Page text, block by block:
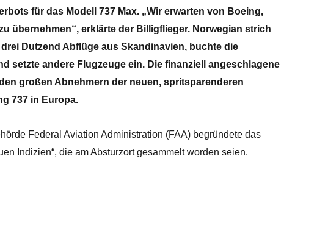
für das Modell 737 Max. „Wir erwarten von Boeing,
übernehmen“, erklärte der Billigflieger. Norwegian strich
drei Dutzend Abflüge aus Skandinavien, buchte die
setzte andere Flugzeuge ein. Die finanziell angeschlagene
großen Abnehmern der neuen, spritsparenderen
737 in Europa.
Federal Aviation Administration (FAA) begründete das
Indizien“, die am Absturzort gesammelt worden seien.
wegen Boeing 737 Max-Flugverbot“